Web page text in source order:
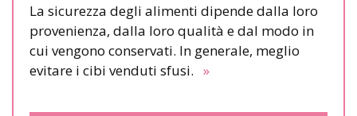
La sicurezza degli alimenti dipende dalla loro
provenienza, dalla loro qualità e dal modo in
cui vengono conservati. In generale, meglio
evitare i cibi venduti sfusi. »